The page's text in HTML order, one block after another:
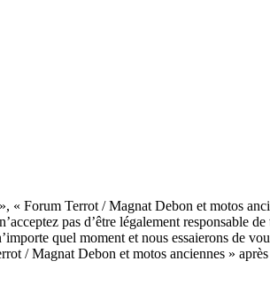
« Forum Terrot / Magnat Debon et motos
pas d’être légalement responsable
quel moment et nous essaierons de
/ Magnat Debon et motos anciennes »